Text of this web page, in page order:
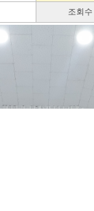
조회수